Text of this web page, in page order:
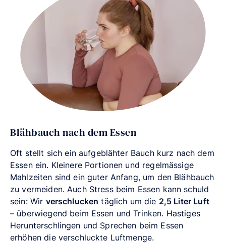
Blähbauch nach dem Essen
Oft stellt sich ein aufgeblähter Bauch kurz nach dem
Essen ein. Kleinere Portionen und regelmässige
Mahlzeiten sind ein guter Anfang, um den Blähbauch
zu vermeiden. Auch Stress beim Essen kann schuld
sein: Wir verschlucken täglich um die 2,5 Liter Luft
– überwiegend beim Essen und Trinken. Hastiges
Herunterschlingen und Sprechen beim Essen
erhöhen die verschluckte Luftmenge.